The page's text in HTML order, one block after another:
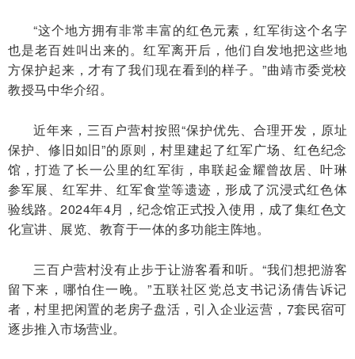
“这个地方拥有非常丰富的红色元素，红军街这个名字
也是老百姓叫出来的。红军离开后，他们自发地把这些地
方保护起来，才有了我们现在看到的样子。”曲靖市委党校
教授马中华介绍。
近年来，三百户营村按照“保护优先、合理开发，原址
保护、修旧如旧”的原则，村里建起了红军广场、红色纪念
馆，打造了长一公里的红军街，串联起金耀曾故居、叶琳
参军展、红军井、红军食堂等遗迹，形成了沉浸式红色体
验线路。2024年4月，纪念馆正式投入使用，成了集红色文
化宣讲、展览、教育于一体的多功能主阵地。
三百户营村没有止步于让游客看和听。“我们想把游客
留下来，哪怕住一晚。”五联社区党总支书记汤倩告诉记
者，村里把闲置的老房子盘活，引入企业运营，7套民宿可
逐步推入市场营业。